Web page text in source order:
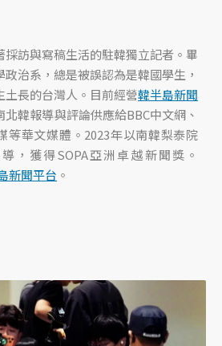
採訪與寫稿生活的駐韓獨立記者。畢
政治系，總是被誤認為是韓國學生，
土長的台灣人。目前經營韓半島新聞
北韓報導與評論供應給BBC中文網、
等華文媒體。2023年以南韓梨泰院
，獲得SOPA亞洲卓越新聞獎。
新聞平台 。